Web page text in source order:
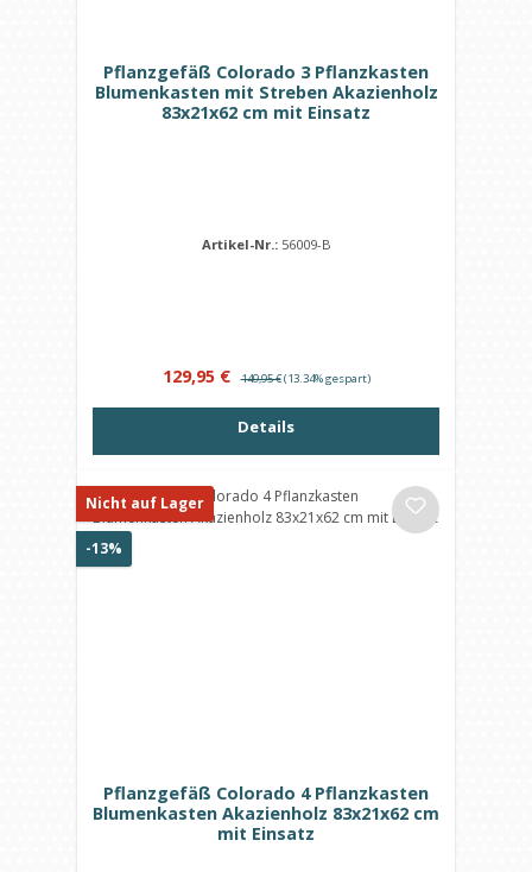
Pflanzgefäß Colorado 3 Pflanzkasten
Blumenkasten mit Streben Akazienholz
83x21x62 cm mit Einsatz
Artikel-Nr.: 56009-B
Verkaufspreis:
129,95 € Regulärer Preis:
149,95 €(13.34% gespart)
Details
Nicht auf Lager
-13%
Pflanzgefäß Colorado 4 Pflanzkasten
Blumenkasten Akazienholz 83x21x62 cm
mit Einsatz